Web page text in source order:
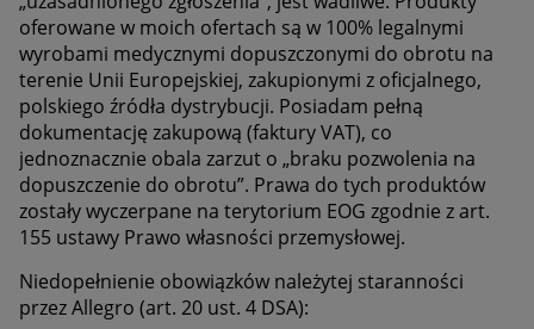
oferowane w moich ofertach są w 100% legalnymi
wyrobami medycznymi dopuszczonymi do obrotu na
terenie Unii Europejskiej, zakupionymi z oficjalnego,
polskiego źródła dystrybucji. Posiadam pełną
dokumentację zakupową (faktury VAT), co
jednoznacznie obala zarzut o „braku pozwolenia na
dopuszczenie do obrotu”. Prawa do tych produktów
zostały wyczerpane na terytorium EOG zgodnie z art.
155 ustawy Prawo własności przemysłowej.
Niedopełnienie obowiązków należytej staranności
przez Allegro (art. 20 ust. 4 DSA):